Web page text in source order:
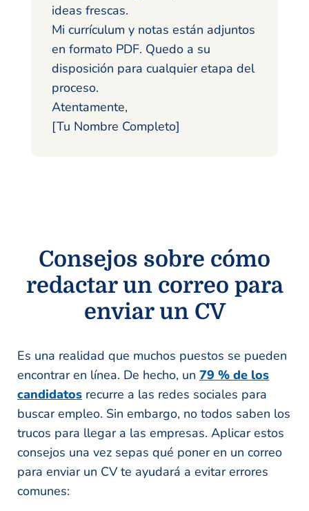
ideas frescas.
Mi currículum y notas están adjuntos
en formato PDF. Quedo a su
disposición para cualquier etapa del
proceso.
Atentamente,
[Tu Nombre Completo]
Consejos sobre cómo
redactar un correo para
enviar un CV
Es una realidad que muchos puestos se pueden
encontrar en línea. De hecho, un 79 % de los
candidatos recurre a las redes sociales para
buscar empleo. Sin embargo, no todos saben los
trucos para llegar a las empresas. Aplicar estos
consejos una vez sepas qué poner en un correo
para enviar un CV te ayudará a evitar errores
comunes: